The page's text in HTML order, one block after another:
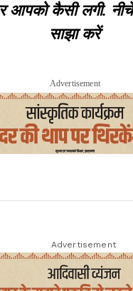
कैसी लगी. नीचे
साझा करें
Advertisement
Advertisement